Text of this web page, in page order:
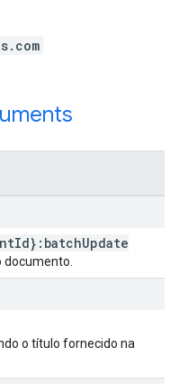
Id}:batchUpdate
o título fornecido na